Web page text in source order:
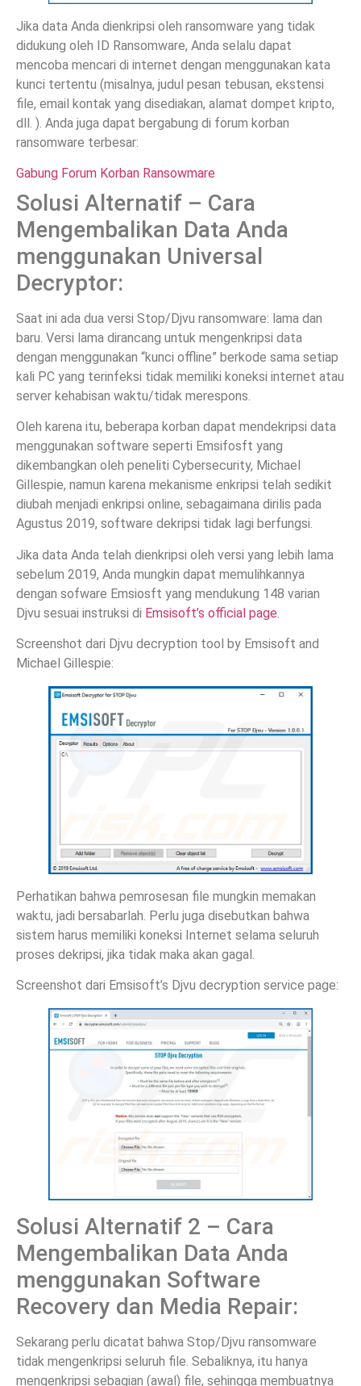
Jika data Anda dienkripsi oleh ransomware yang tidak
didukung oleh ID Ransomware, Anda selalu dapat
mencoba mencari di internet dengan menggunakan kata
kunci tertentu (misalnya, judul pesan tebusan, ekstensi
file, email kontak yang disediakan, alamat dompet kripto,
dll. ). Anda juga dapat bergabung di forum korban
ransomware terbesar:
Gabung Forum Korban Ransowmare
Solusi Alternatif – Cara
Mengembalikan Data Anda
menggunakan Universal
Decryptor:
Saat ini ada dua versi Stop/Djvu ransomware: lama dan
baru. Versi lama dirancang untuk mengenkripsi data
dengan menggunakan “kunci offline” berkode sama setiap
kali PC yang terinfeksi tidak memiliki koneksi internet atau
server kehabisan waktu/tidak merespons.
Oleh karena itu, beberapa korban dapat mendekripsi data
menggunakan software seperti Emsifosft yang
dikembangkan oleh peneliti Cybersecurity, Michael
Gillespie, namun karena mekanisme enkripsi telah sedikit
diubah menjadi enkripsi online, sebagaimana dirilis pada
Agustus 2019, software dekripsi tidak lagi berfungsi.
Jika data Anda telah dienkripsi oleh versi yang lebih lama
sebelum 2019, Anda mungkin dapat memulihkannya
dengan sofware Emsiosft yang mendukung 148 varian
Djvu sesuai instruksi di Emsisoft’s official page
Screenshot dari Djvu decryption tool by Emsisoft and
Michael Gillespie:
Perhatikan bahwa pemrosesan file mungkin memakan
waktu, jadi bersabarlah. Perlu juga disebutkan bahwa
sistem harus memiliki koneksi Internet selama seluruh
proses dekripsi, jika tidak maka akan gagal.
Screenshot dari Emsisoft’s Djvu decryption service page:
Solusi Alternatif 2 – Cara
Mengembalikan Data Anda
menggunakan Software
Recovery dan Media Repair:
Sekarang perlu dicatat bahwa Stop/Djvu ransomware
tidak mengenkripsi seluruh file. Sebaliknya, itu hanya
mengenkripsi sebagian (awal) file, sehingga membuatnya